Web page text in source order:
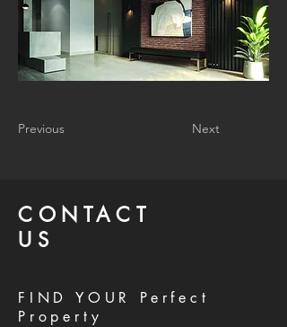
Previous Next
CONTACT
US
FIND YOUR Perfect
Property